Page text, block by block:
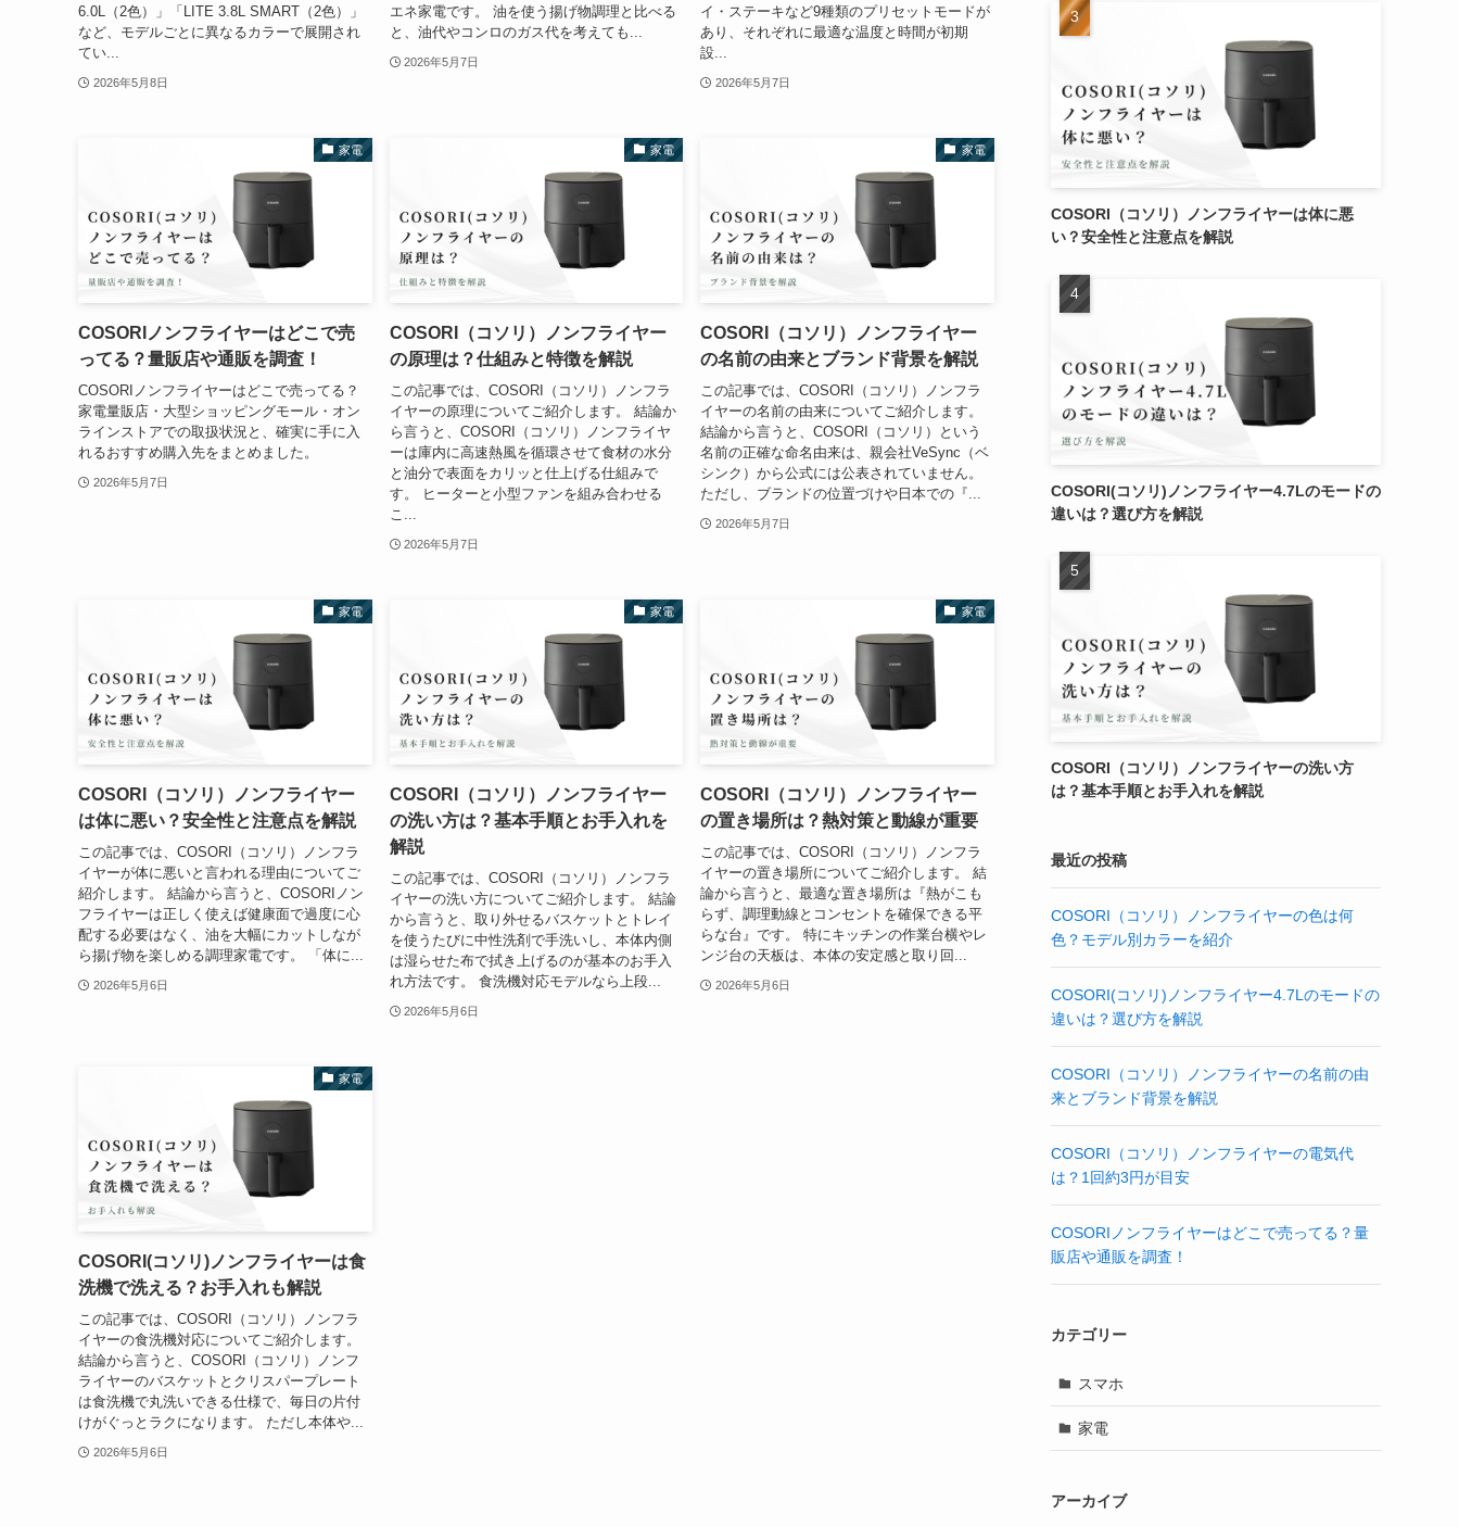
6.0L（2色）」「LITE 3.8L SMART（2色）」
など、モデルごとに異なるカラーで展開され
てい...
2026年5月8日
エネ家電です。 油を使う揚げ物調理と比べる
と、油代やコンロのガス代を考えても...
2026年5月7日
イ・ステーキなど9種類のプリセットモードが
あり、それぞれに最適な温度と時間が初期
設...
2026年5月7日
家電
COSORIノンフライヤーはどこで売
ってる？量販店や通販を調査！
COSORIノンフライヤーはどこで売ってる？
家電量販店・大型ショッピングモール・オン
ラインストアでの取扱状況と、確実に手に入
れるおすすめ購入先をまとめました。
2026年5月7日
家電
COSORI（コソリ）ノンフライヤー
の原理は？仕組みと特徴を解説
この記事では、COSORI（コソリ）ノンフラ
イヤーの原理についてご紹介します。 結論か
ら言うと、COSORI（コソリ）ノンフライヤ
ーは庫内に高速熱風を循環させて食材の水分
と油分で表面をカリッと仕上げる仕組みで
す。 ヒーターと小型ファンを組み合わせる
こ...
2026年5月7日
家電
COSORI（コソリ）ノンフライヤー
の名前の由来とブランド背景を解説
この記事では、COSORI（コソリ）ノンフラ
イヤーの名前の由来についてご紹介します。
結論から言うと、COSORI（コソリ）という
名前の正確な命名由来は、親会社VeSync（ベ
シンク）から公式には公表されていません。
ただし、ブランドの位置づけや日本での『...
2026年5月7日
家電
COSORI（コソリ）ノンフライヤー
は体に悪い？安全性と注意点を解説
この記事では、COSORI（コソリ）ノンフラ
イヤーが体に悪いと言われる理由についてご
紹介します。 結論から言うと、COSORIノン
フライヤーは正しく使えば健康面で過度に心
配する必要はなく、油を大幅にカットしなが
ら揚げ物を楽しめる調理家電です。 「体に...
2026年5月6日
家電
COSORI（コソリ）ノンフライヤー
の洗い方は？基本手順とお手入れを
解説
この記事では、COSORI（コソリ）ノンフラ
イヤーの洗い方についてご紹介します。 結論
から言うと、取り外せるバスケットとトレイ
を使うたびに中性洗剤で手洗いし、本体内側
は湿らせた布で拭き上げるのが基本のお手入
れ方法です。 食洗機対応モデルなら上段...
2026年5月6日
家電
COSORI（コソリ）ノンフライヤー
の置き場所は？熱対策と動線が重要
この記事では、COSORI（コソリ）ノンフラ
イヤーの置き場所についてご紹介します。 結
論から言うと、最適な置き場所は『熱がこも
らず、調理動線とコンセントを確保できる平
らな台』です。 特にキッチンの作業台横やレ
ンジ台の天板は、本体の安定感と取り回...
2026年5月6日
家電
COSORI(コソリ)ノンフライヤーは食
洗機で洗える？お手入れも解説
この記事では、COSORI（コソリ）ノンフラ
イヤーの食洗機対応についてご紹介します。
結論から言うと、COSORI（コソリ）ノンフ
ライヤーのバスケットとクリスパープレート
は食洗機で丸洗いできる仕様で、毎日の片付
けがぐっとラクになります。 ただし本体や...
2026年5月6日
COSORI（コソリ）ノンフライヤーは体に悪
い？安全性と注意点を解説
COSORI(コソリ)ノンフライヤー4.7Lのモードの
違いは？選び方を解説
COSORI（コソリ）ノンフライヤーの洗い方
は？基本手順とお手入れを解説
最近の投稿
COSORI（コソリ）ノンフライヤーの色は何
色？モデル別カラーを紹介
COSORI(コソリ)ノンフライヤー4.7Lのモードの
違いは？選び方を解説
COSORI（コソリ）ノンフライヤーの名前の由
来とブランド背景を解説
COSORI（コソリ）ノンフライヤーの電気代
は？1回約3円が目安
COSORIノンフライヤーはどこで売ってる？量
販店や通販を調査！
カテゴリー
スマホ
家電
アーカイブ